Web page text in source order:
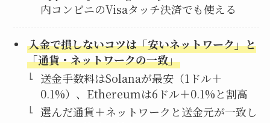
内コンビニのVisaタッチ決済でも使える
入金で損しないコツは「安いネットワーク」と
「通貨・ネットワークの一致」
送金手数料はSolanaが最安（1ドル＋
0.1%）、Ethereumは6ドル＋0.1%と割高
選んだ通貨＋ネットワークと送金元が一致し